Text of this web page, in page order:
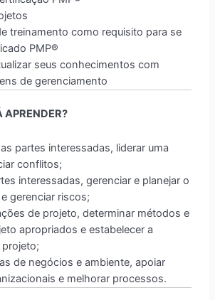
treinamento como requisito para se
PMP®
seus conhecimentos com
de gerenciamento
APRENDER?
partes interessadas, liderar uma
conflitos;
interessadas, gerenciar e planejar o
gerenciar riscos;
de projeto, determinar métodos e
apropriados e estabelecer a
de negócios e ambiente, apoiar
e melhorar processos.